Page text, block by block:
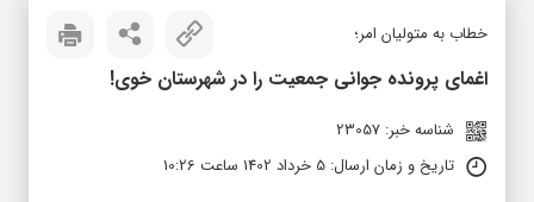
اغمای پرونده جوانی جمعیت را در شهرستان خوی!
شناسه خبر: 23057
تاریخ و زمان ارسال: 5 خرداد 1402 ساعت 10:26